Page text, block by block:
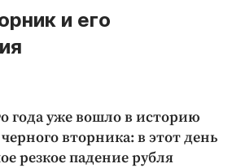
и его
года уже вошло в историю
вторника: в этот день
резкое падение рубля